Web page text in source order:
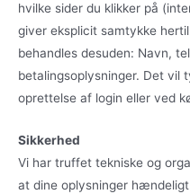
hvilke sider du klikker på
giver eksplicit samtykke
behandles desuden: Navn,
betalingsoplysninger. Det vil
oprettelse af login eller ved
Sikkerhed
Vi har truffet tekniske og
at dine oplysninger